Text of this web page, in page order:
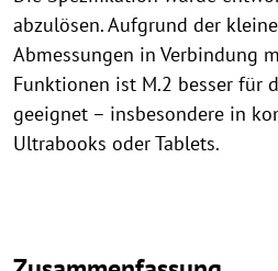
abzulösen. Aufgrund der
Abmessungen in Verbindung
Funktionen ist M.2 besser für
geeignet – insbesondere in
Ultrabooks oder Tablets.